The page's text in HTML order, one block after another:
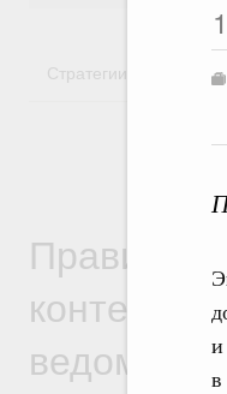
Стратегии
ведомств